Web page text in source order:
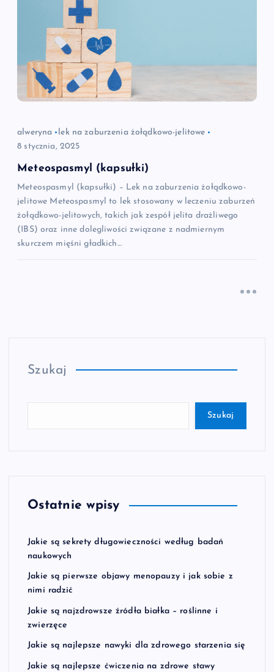
alweryna
lek na zaburzenia żołądkowo-jelitowe
8 stycznia, 2025
Meteospasmyl (kapsułki)
Meteospasmyl (kapsułki) – Lek na zaburzenia żołądkowo-
jelitowe Meteospasmyl to lek stosowany w leczeniu zaburzeń
żołądkowo-jelitowych, takich jak zespół jelita drażliwego
(IBS) oraz inne dolegliwości związane z nadmiernym
skurczem mięśni gładkich…
Szukaj
Szukaj
Ostatnie wpisy
Jakie są sekrety długowieczności według badań
naukowych
Jakie są pierwsze objawy menopauzy i jak sobie z
nimi radzić
Jakie są najzdrowsze źródła białka – roślinne i
zwierzęce
Jakie są najlepsze nawyki dla zdrowego starzenia się
Jakie są najlepsze ćwiczenia na zdrowe stawy